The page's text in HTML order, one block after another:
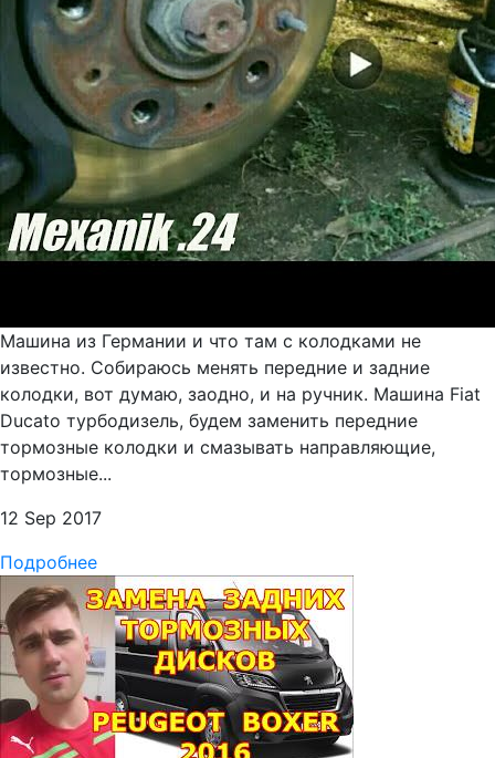
Машина из Германии и что там с колодками не
известно. Собираюсь менять передние и задние
колодки, вот думаю, заодно, и на ручник. Машина Fiat
Ducato турбодизель, будем заменить передние
тормозные колодки и смазывать направляющие,
тормозные...
12 Sep 2017
Подробнее